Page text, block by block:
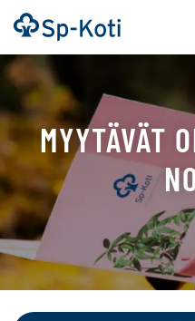
Siirry
sisältöön
Etusivu
MYYTÄVÄT
Tällä
sivulla